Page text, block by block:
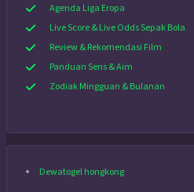
Agenda Liga Eropa
Live Score & Live Odds Sepak Bola
Review & Rekomendasi Film
Panduan Sens & Aim
Zodiak Mingguan & Bulanan
Dewatogel hongkong